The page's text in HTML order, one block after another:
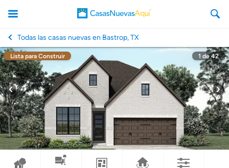
CasasNuevasAqui
Todas las casas nuevas en Bastrop, TX
Lista para Construir 1 de42